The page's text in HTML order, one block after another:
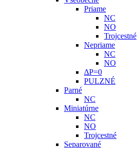
Priame
NC
NO
Trojcestné
Nepriame
NC
NO
ΔP=0
PULZNÉ
Parné
NC
Miniatúrne
NC
NO
Trojcestné
Separované